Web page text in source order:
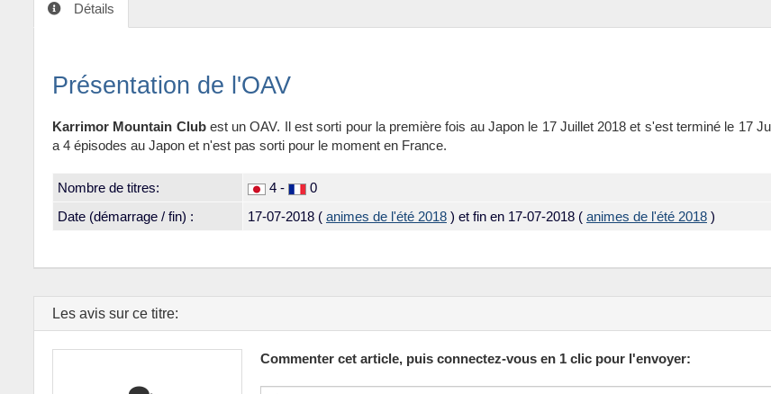
Détails
Présentation de l'OAV
Karrimor Mountain Clubest un OAV. Il est sorti pour la première fois au Japon le 17 Juillet 2018 et s'est terminé le 17
a 4 épisodes au Japon et n'est pas sorti pour le moment en France.
Nombre de titres: 4 -
0
Date (démarrage / fin) :
17-07-2018 ( animes de l'été 2018 ) et fin en 17-07-2018 ( animes de l'été 2018 )
Les avis sur ce titre:
Commenter cet article, puis connectez-vous en 1 clic pour l'envoyer: